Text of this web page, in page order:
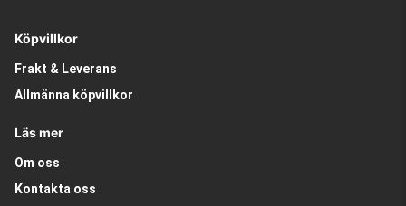
Köpvillkor
Frakt & Leverans
Allmänna köpvillkor
Läs mer
Om oss
Kontakta oss